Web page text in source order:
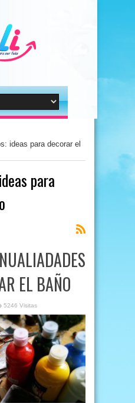
ideas para decorar el
ideas para
EL BAÑO
5246 Visitas